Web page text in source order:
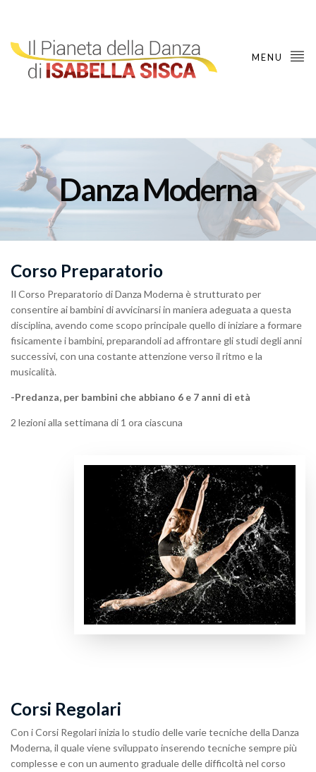
MENU
Danza Moderna
Corso Preparatorio
Il Corso Preparatorio di Danza Moderna è strutturato per
consentire ai bambini di avvicinarsi in maniera adeguata a questa
disciplina, avendo come scopo principale quello di iniziare a formare
fisicamente i bambini, preparandoli ad affrontare gli studi degli anni
successivi, con una costante attenzione verso il ritmo e la
musicalità.
-Predanza, per bambini che abbiano 6 e 7 anni di età
2 lezioni alla settimana di 1 ora ciascuna
Corsi Regolari
Con i Corsi Regolari inizia lo studio delle varie tecniche della Danza
Moderna, il quale viene sviluppato inserendo tecniche sempre più
complesse e con un aumento graduale delle difficoltà nel corso